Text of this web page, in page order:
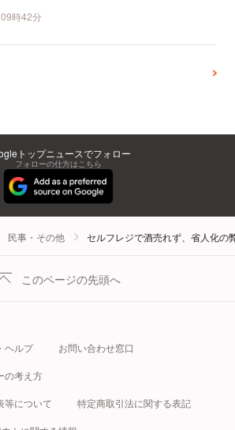
時42分
トップニュースでフォロー
フォローの仕方はこちら
民事・その他 セルフレジで酒売れず、省人化
このページの先頭へ
ヘルプ お問い合わせ窓口
の考え方
等について 特定商取引法に関する表記